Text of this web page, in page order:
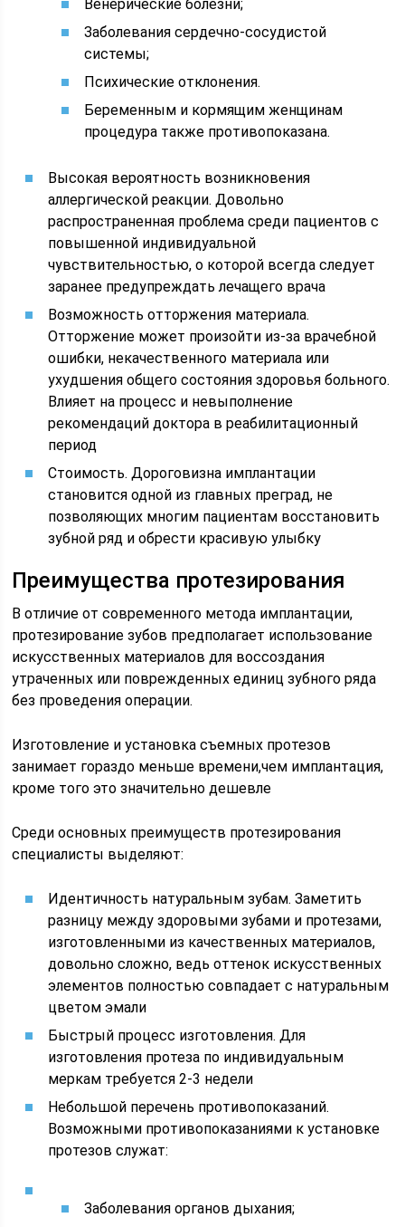
Венерические болезни;
Заболевания сердечно-сосудистой
системы;
Психические отклонения.
Беременным и кормящим женщинам
процедура также противопоказана.
Высокая вероятность возникновения
аллергической реакции. Довольно
распространенная проблема среди пациентов с
повышенной индивидуальной
чувствительностью, о которой всегда следует
заранее предупреждать лечащего врача
Возможность отторжения материала.
Отторжение может произойти из-за врачебной
ошибки, некачественного материала или
ухудшения общего состояния здоровья больного.
Влияет на процесс и невыполнение
рекомендаций доктора в реабилитационный
период
Стоимость. Дороговизна имплантации
становится одной из главных преград, не
позволяющих многим пациентам восстановить
зубной ряд и обрести красивую улыбку
Преимущества протезирования
В отличие от современного метода имплантации,
протезирование зубов предполагает использование
искусственных материалов для воссоздания
утраченных или поврежденных единиц зубного ряда
без проведения операции.
Изготовление и установка съемных протезов
занимает гораздо меньше времени,чем имплантация,
кроме того это значительно дешевле
Среди основных преимуществ протезирования
специалисты выделяют:
Идентичность натуральным зубам. Заметить
разницу между здоровыми зубами и протезами,
изготовленными из качественных материалов,
довольно сложно, ведь оттенок искусственных
элементов полностью совпадает с натуральным
цветом эмали
Быстрый процесс изготовления. Для
изготовления протеза по индивидуальным
меркам требуется 2-3 недели
Небольшой перечень противопоказаний.
Возможными противопоказаниями к установке
протезов служат:
Заболевания органов дыхания;